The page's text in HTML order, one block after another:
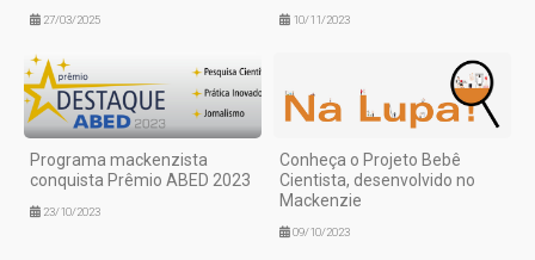
27/03/2025 10/11/2023
Programa mackenzista
conquista Prêmio ABED 2023
23/10/2023
Conheça o Projeto Bebê
Cientista, desenvolvido no
Mackenzie
09/10/2023